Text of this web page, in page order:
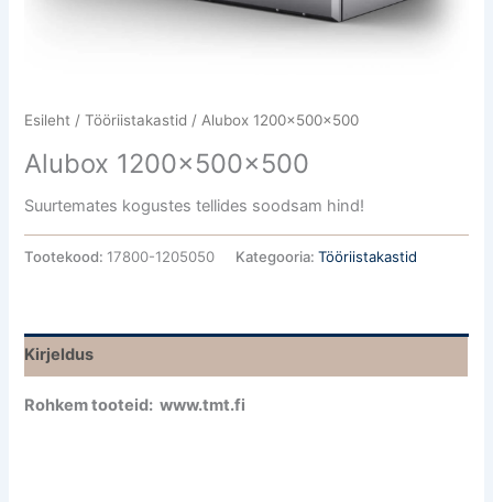
Esileht /Tööriistakastid / Alubox 1200x500x500
Alubox 1200x500x500
Suurtemates kogustes tellides soodsam hind!
Tootekood:17800-1205050 Kategooria:Tööriistakastid
Kirjeldus
Rohkem tooteid: www.tmt.fi